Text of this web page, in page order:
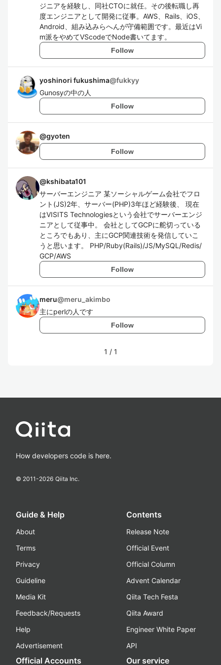
ジニアを経験し、同社CTOに就任。その後転職し再
度エンジニアとして開発に従事。AWS、Rails、iOS、
Android、組み込みらへんが守備範囲です。最近はVi
m派をやめてVScodeでNode書いてます。
Follow
yoshinori fukushima@fukkyy
Gunosyの中の人
Follow
@gyoten
Follow
@kshibata101
サーバーエンジニア 某ソーシャルゲーム会社でフロ
ント(JS)2年、サーバー(PHP)3年ほど経験後、 現在
はVISITS Technologiesという会社でサーバーエンジ
ニアとして従事中。 会社としてGCPに舵切っている
ところでもあり、主にGCP関連技術を発信していこ
うと思います。 PHP/Ruby(Rails)/JS/MySQL/Redis/
GCP/AWS
Follow
meru@meru_akimbo
主にperlの人です
Follow
1 / 1
How developers code is here.
© 2011-2026 Qiita Inc.
Guide & Help
About
Terms
Privacy
Guideline
Media Kit
Feedback/Requests
Help
Advertisement
Contents
Release Note
Official Event
Official Column
Advent Calendar
Qiita Tech Festa
Qiita Award
Engineer White Paper
API
Official Accounts Our service